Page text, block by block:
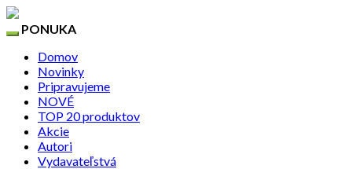
PONUKA
Domov
Novinky
Pripravujeme
NOVÉ
TOP 20 produktov
Akcie
Autori
Vydavateľstvá